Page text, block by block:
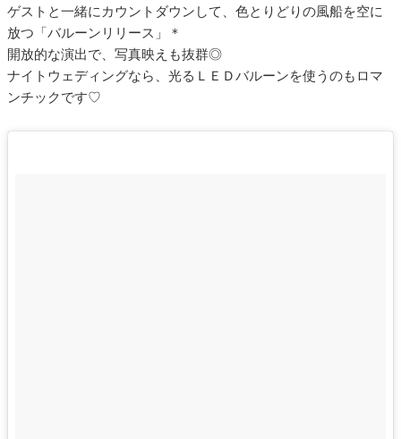
ゲストと一緒にカウントダウンして、色とりどりの風船を空に
放つ「バルーンリリース」＊
開放的な演出で、写真映えも抜群◎
ナイトウェディングなら、光るＬＥＤバルーンを使うのもロマ
ンチックです♡